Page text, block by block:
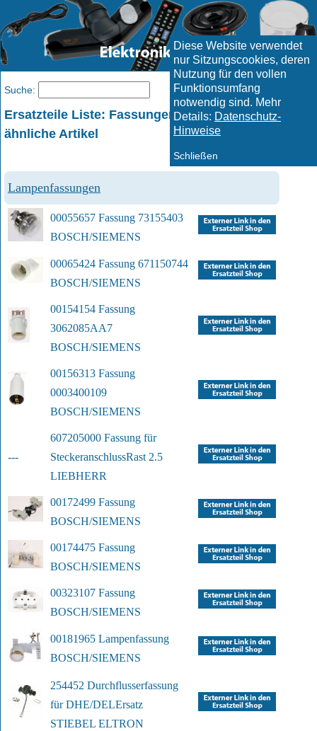
Diese Website verwendet
nur Sitzungscookies, deren
Nutzung für den vollen
Funktionsumfang
notwendig sind. Mehr
Details: Datenschutz-
Hinweise
Schließen
Ersatzteile Liste: Fassungen Fassung und
ähnliche Artikel
Lampenfassungen
00055657 Fassung 73155403
BOSCH/SIEMENS
00065424 Fassung 671150744
BOSCH/SIEMENS
00154154 Fassung
3062085AA7
BOSCH/SIEMENS
00156313 Fassung
0003400109
BOSCH/SIEMENS
---
607205000 Fassung für
SteckeranschlussRast 2.5
LIEBHERR
00172499 Fassung
BOSCH/SIEMENS
00174475 Fassung
BOSCH/SIEMENS
00323107 Fassung
BOSCH/SIEMENS
00181965 Lampenfassung
BOSCH/SIEMENS
254452 Durchflusserfassung
für DHE/DELErsatz
STIEBEL ELTRON
Suche: